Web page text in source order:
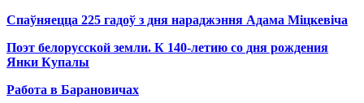
Спаўняецца 225 гадоў з дня нараджэння Адама Міцкевіча
Поэт белорусской земли. К 140-летию со дня рождения
Янки Купалы
Работа в Барановичах